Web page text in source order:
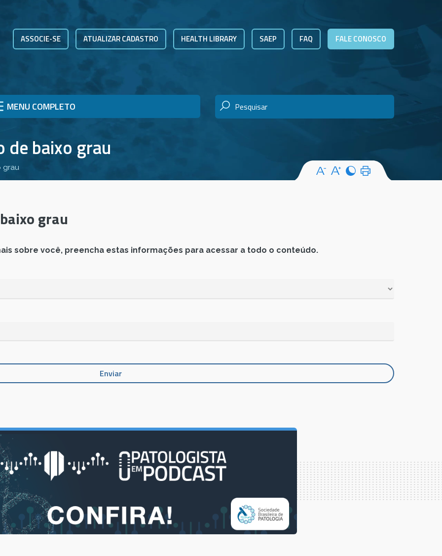
ASSOCIE-SE ATUALIZAR CADASTRO HEALTH LIBRARY SAEP FAQ FALE CONOSCO
MENU COMPLETO
baixo grau
grau
grau
sobre você, preencha estas informações para acessar a todo o conteúdo.